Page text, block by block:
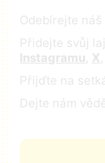
Odebírejte
Přidejte svůj
Instagramu X
Přijďte na
Dejte nám